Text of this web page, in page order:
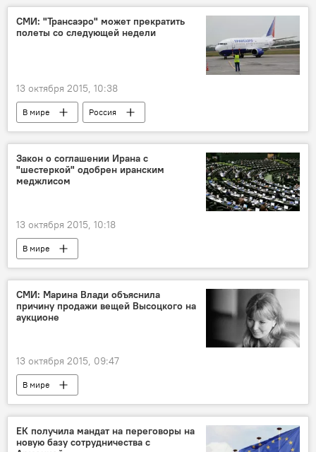
СМИ: "Трансаэро" может прекратить
полеты со следующей недели
13 октября 2015, 10:38
В мире
Россия
Отмена рейсов авиакомпании "Трансаэро" в ряде стран
Закон о соглашении Ирана с
"шестеркой" одобрен иранским
меджлисом
13 октября 2015, 10:18
В мире
СМИ: Марина Влади объяснила
причину продажи вещей Высоцкого на
аукционе
13 октября 2015, 09:47
В мире
ЕК получила мандат на переговоры на
новую базу сотрудничества с